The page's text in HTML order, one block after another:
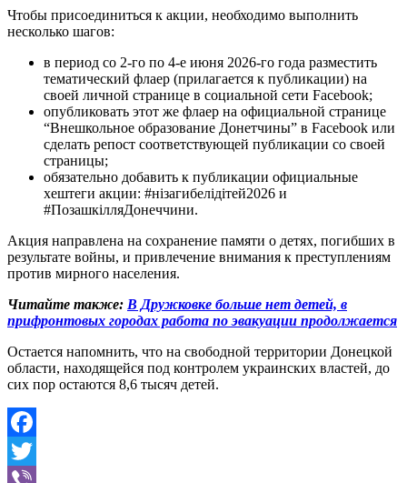
Чтобы присоединиться к акции, необходимо выполнить
несколько шагов:
в период со 2-го по 4-е июня 2026-го года разместить
тематический флаер (прилагается к публикации) на
своей личной странице в социальной сети Facebook;
опубликовать этот же флаер на официальной странице
“Внешкольное образование Донетчины” в Facebook или
сделать репост соответствующей публикации со своей
страницы;
обязательно добавить к публикации официальные
хештеги акции: #нізагибелідітей2026 и
#ПозашкілляДонеччини.
Акция направлена на сохранение памяти о детях, погибших в
результате войны, и привлечение внимания к преступлениям
против мирного населения.
Читайте также: В Дружковке больше нет детей, в
прифронтовых городах работа по эвакуации продолжается
Остается напомнить, что на свободной территории Донецкой
области, находящейся под контролем украинских властей, до
сих пор остаются 8,6 тысяч детей.
Facebook